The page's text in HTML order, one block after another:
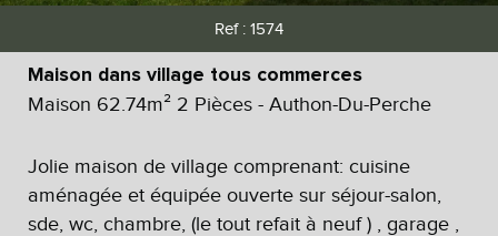
Ref : 1574
Maison dans village tous commerces
Maison 62.74m² 2 Pièces - Authon-Du-Perche
Jolie maison de village comprenant: cuisine
aménagée et équipée ouverte sur séjour-salon,
sde, wc, chambre, (le tout refait à neuf ) , garage ,